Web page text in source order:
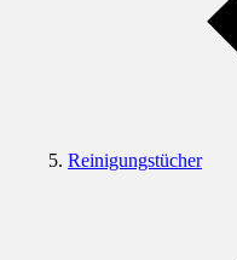
Reinigungstücher